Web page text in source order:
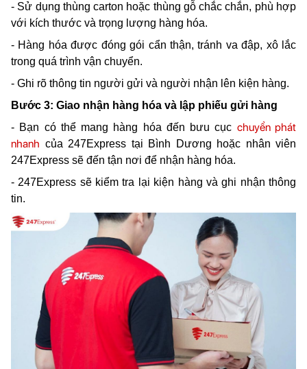
- Sử dụng thùng carton hoặc thùng gỗ chắc chắn, phù hợp
với kích thước và trọng lượng hàng hóa.
- Hàng hóa được đóng gói cẩn thận, tránh va đập, xô lắc
trong quá trình vận chuyển.
- Ghi rõ thông tin người gửi và người nhận lên kiện hàng.
Bước 3: Giao nhận hàng hóa và lập phiếu gửi hàng
- Bạn có thể mang hàng hóa đến bưu cục chuyển phát
nhanh của 247Express tại Bình Dương hoặc nhân viên
247Express sẽ đến tận nơi để nhận hàng hóa.
- 247Express sẽ kiểm tra lại kiện hàng và ghi nhận thông
tin.